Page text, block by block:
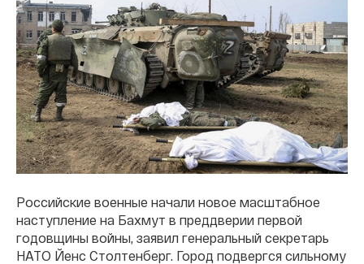
Российские военные начали новое масштабное
наступление на Бахмут в преддверии первой
годовщины войны, заявил генеральный секретарь
НАТО Йенс Столтенберг. Город подвергся сильному